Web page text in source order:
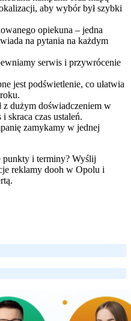
aby wybór był szybki
opiekuna – jedna
na pytania na każdym
serwis i przywrócenie
jest podświetlenie, co ułatwia
z dużym doświadczeniem w
skraca czas ustaleń.
zamykamy w jednej
punkty i terminy? Wyślij
reklamy dooh w Opolu i